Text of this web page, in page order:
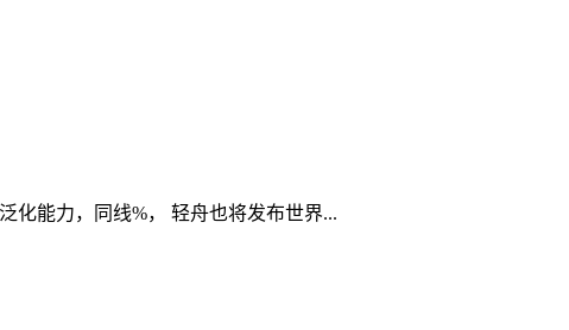
化能力，同线%， 轻舟也将发布世界...